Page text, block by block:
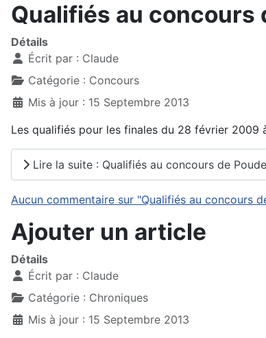
Qualifiés au concours
Détails
Écrit par : Claude
Catégorie : Concours
Mis à jour : 15 Septembre 2013
Les qualifiés pour les finales du 28 février 2009
Lire la suite : Qualifiés au concours de
Aucun commentaire sur "Qualifiés au concours
Ajouter un article
Détails
Écrit par : Claude
Catégorie : Chroniques
Mis à jour : 15 Septembre 2013